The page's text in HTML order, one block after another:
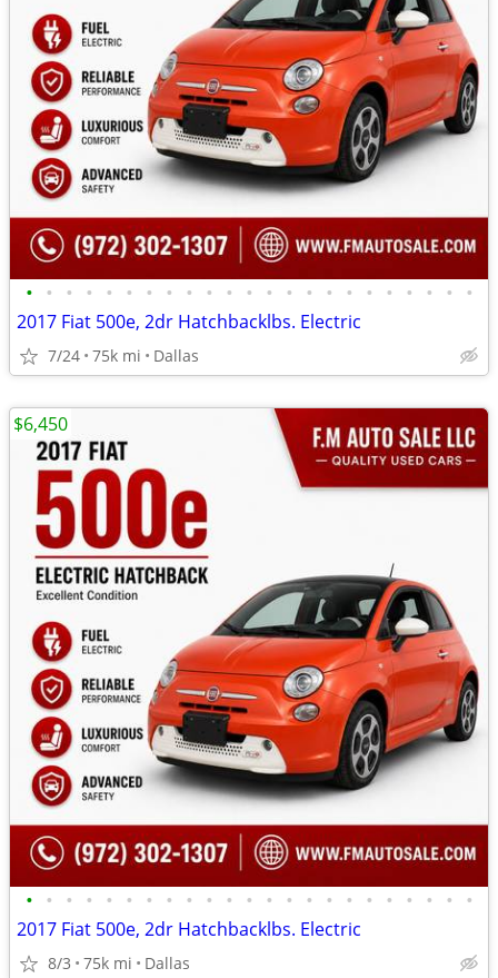
• • • • • • • • • • • • • • • • • • • • • • •
2017 Fiat 500e, 2dr Hatchbacklbs. Electric
7/24 75k mi Dallas
• • • • • • • • • • • • • • • • • • • • • • •
2017 Fiat 500e, 2dr Hatchbacklbs. Electric
8/3 75k mi Dallas
$6,450